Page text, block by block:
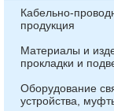
Кабельно-
продукция
Материалы и
прокладки и
Оборудование
устройства,